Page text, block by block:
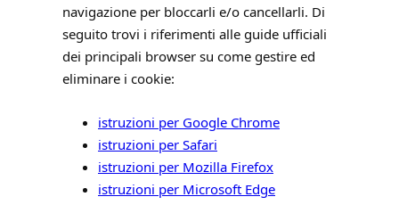
navigazione per bloccarli e/o cancellarli. Di
seguito trovi i riferimenti alle guide ufficiali
dei principali browser su come gestire ed
eliminare i cookie:
istruzioni per Google Chrome
istruzioni per Safari
istruzioni per Mozilla Firefox
istruzioni per Microsoft Edge